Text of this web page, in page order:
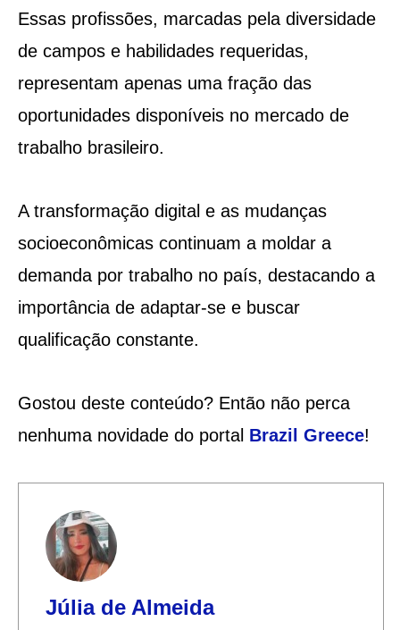
Essas profissões, marcadas pela diversidade
de campos e habilidades requeridas,
representam apenas uma fração das
oportunidades disponíveis no mercado de
trabalho brasileiro.
A transformação digital e as mudanças
socioeconômicas continuam a moldar a
demanda por trabalho no país, destacando a
importância de adaptar-se e buscar
qualificação constante.
Gostou deste conteúdo? Então não perca
nenhuma novidade do portal Brazil Greece!
Júlia de Almeida